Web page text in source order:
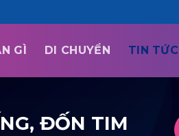
GÌ DI CHUYỂN TIN TỨC
ĐỐN TIM